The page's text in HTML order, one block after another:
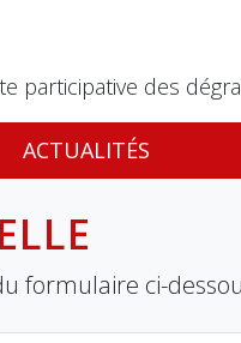
participative des
ACTUALITÉS
formulaire ci-